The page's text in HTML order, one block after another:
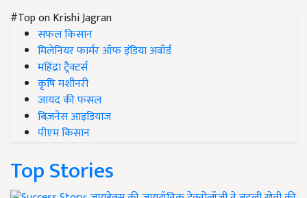
#Top on Krishi Jagran
सफल किसान
मिलेनियर फार्मर ऑफ इंडिया अवॉर्ड
महिंद्रा ट्रैक्टर्स
कृषि मशीनरी
जायद की फसल
बिज़नेस आइडियाज
पीएम किसान
Top Stories